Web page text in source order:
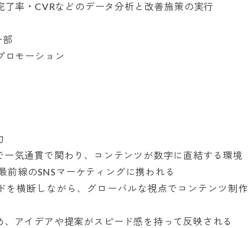
了率・CVRなどのデータ分析と改善施策の実行
ロモーション
一気通貫で関わり、コンテンツが数字に直結する環境
前線のSNSマーケティングに携われる
を横断しながら、グローバルな視点でコンテンツ制作
、アイデアや提案がスピード感を持って反映される